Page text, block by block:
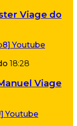
Viage do
18:28
Viage